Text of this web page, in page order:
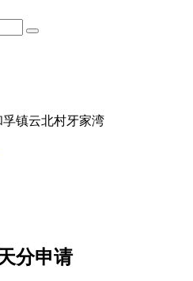
镇云北村牙家湾
分申请